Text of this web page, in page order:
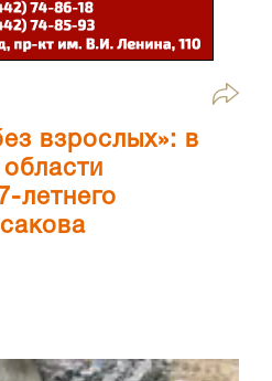
взрослых»: в
летнего